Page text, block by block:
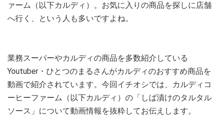
ァーム（以下カルディ）。お気に入りの商品を探しに店舗
へ行く、という人も多いですよね。
業務スーパーやカルディの商品を多数紹介している
Youtuber・ひとつのまるさんがカルディのおすすめ商品を
動画で紹介されています。今回イチオシでは、カルディコ
ーヒーファーム（以下カルディ）の「しば漬けのタルタル
ソース」について動画情報を抜粋してお伝えします。